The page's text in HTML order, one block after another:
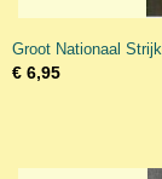
Groot Nationaal
€ 6,95